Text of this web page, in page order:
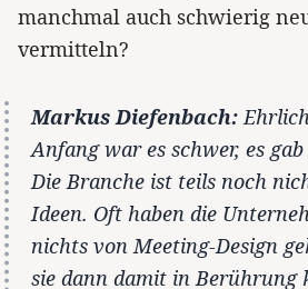
manchmal auch schwierig
vermitteln?
Markus Diefenbach:
Anfang war es schwer, es
Die Branche ist teils noch
Ideen. Oft haben die
nichts von Meeting-Design
sie dann damit in Berührung